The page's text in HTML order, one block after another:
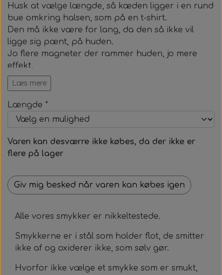
Smykkesæt til alle
Øreringe
Medaljonger
Magnetknæbind med faste magneter
Magnetsåler
Kraftige magneter, 12 mm.
Magnethjerte/magnet til at sætte på tøjet
Zebla
Lugtfjerner
Helsekost
Husk at vælge længde, så kæden ligger i en rund
bue omkring halsen, som på en t-shirt.
Den må ikke være for lang, da den så ikke vil
ligge sig pænt, på huden.
Jo flere magneter der rammer huden, jo mere
effekt.
Alle kæder er med oplukkelig lås og skal ikke over
Smykkerne må bæres 24 timer i døgnet.
Læs mere
Længde *
Varen kan desværre ikke købes, da der ikke er
flere på lager
Giv mig besked når varen kan købes igen
Alle vores smykker er nikkeltestede.
Smykkerne er i stål som holder flot, de smitter
ikke af og oxiderer ikke, som sølv gør.
Hvorfor ikke vælge et smykke som er smukt,